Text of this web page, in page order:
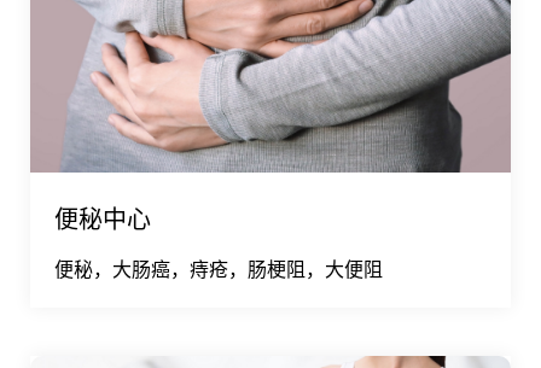
便秘中心
便秘，大肠癌，痔疮，肠梗阻，大便阻